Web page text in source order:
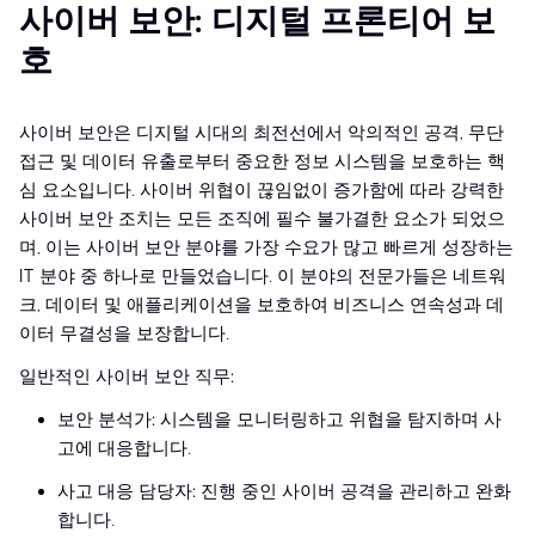
사이버 보안: 디지털 프론티어 보
호
사이버 보안은 디지털 시대의 최전선에서 악의적인 공격, 무단
접근 및 데이터 유출로부터 중요한 정보 시스템을 보호하는 핵
심 요소입니다. 사이버 위협이 끊임없이 증가함에 따라 강력한
사이버 보안 조치는 모든 조직에 필수 불가결한 요소가 되었으
며, 이는 사이버 보안 분야를 가장 수요가 많고 빠르게 성장하는
IT 분야 중 하나로 만들었습니다. 이 분야의 전문가들은 네트워
크, 데이터 및 애플리케이션을 보호하여 비즈니스 연속성과 데
이터 무결성을 보장합니다.
일반적인 사이버 보안 직무:
보안 분석가: 시스템을 모니터링하고 위협을 탐지하며 사
고에 대응합니다.
사고 대응 담당자: 진행 중인 사이버 공격을 관리하고 완화
합니다.